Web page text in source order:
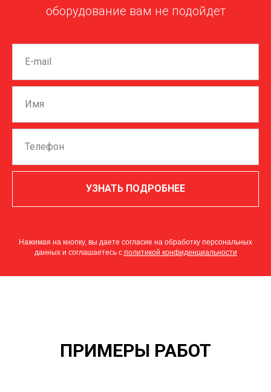
оборудование вам не подойдет
УЗНАТЬ ПОДРОБНЕЕ
Нажимая на кнопку, вы даете согласие на обработку персональных
данных и соглашаетесь c политикой конфиденциальности
ПРИМЕРЫ РАБОТ